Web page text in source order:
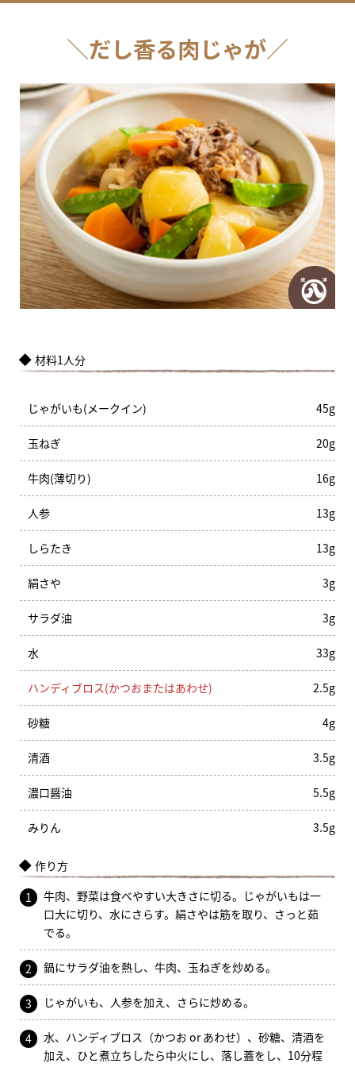
だし香る肉じゃが
材料1人分
じゃがいも(メークイン) 45g
玉ねぎ 20g
牛肉(薄切り) 16g
人参 13g
しらたき 13g
絹さや 3g
サラダ油 3g
水 33g
ハンディブロス(かつおまたはあわせ) 2.5g
砂糖 4g
清酒 3.5g
濃口醤油 5.5g
みりん 3.5g
作り方
1
牛肉、野菜は食べやすい大きさに切る。じゃがいもは一
口大に切り、水にさらす。絹さやは筋を取り、さっと茹
でる。
2 鍋にサラダ油を熱し、牛肉、玉ねぎを炒める。
3 じゃがいも、人参を加え、さらに炒める。
4
水、ハンディブロス（かつお or あわせ）、砂糖、清酒を
加え、ひと煮立ちしたら中火にし、落し蓋をし、10分程